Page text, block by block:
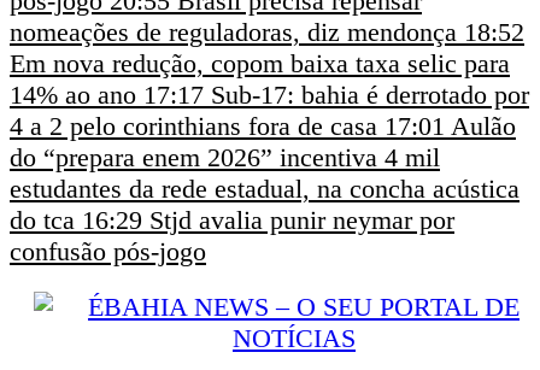
nomeações de reguladoras, diz mendonça 18:52
Em nova redução, copom baixa taxa selic para
14% ao ano 17:17 Sub-17: bahia é derrotado por
4 a 2 pelo corinthians fora de casa 17:01 Aulão
do “prepara enem 2026” incentiva 4 mil
estudantes da rede estadual, na concha acústica
do tca 16:29 Stjd avalia punir neymar por
confusão pós-jogo